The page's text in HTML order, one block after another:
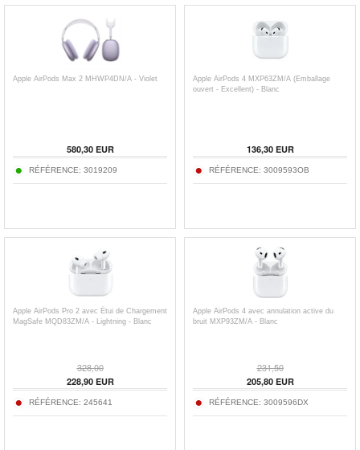
Apple AirPods Max 2 MHWP4DN/A - Violet
580,30EUR
RÉFÉRENCE: 3019209
Apple AirPods 4 MXP63ZM/A (Emballage
ouvert - Excellent) - Blanc
136,30EUR
RÉFÉRENCE: 3009593OB
Apple AirPods Pro 2 avec Étui de Chargement
MagSafe MQD83ZM/A - Lightning - Blanc
328,00
228,90EUR
RÉFÉRENCE: 245641
Apple AirPods 4 avec annulation active du
bruit MXP93ZM/A - Blanc
231,50
205,80EUR
RÉFÉRENCE: 3009596DX